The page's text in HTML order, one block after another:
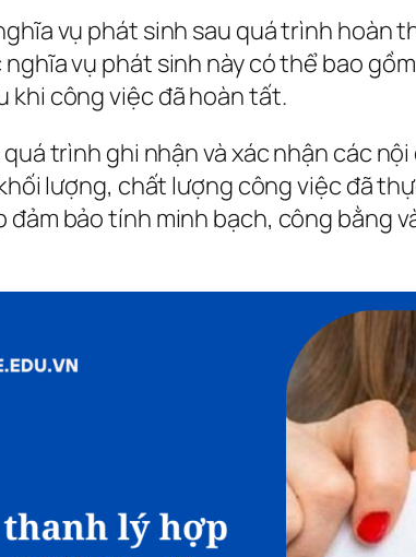
vụ phát sinh sau quá trình
vụ phát sinh này có thể bao
khi công việc đã hoàn tất.
trình ghi nhận và xác nhận các
lượng, chất lượng công việc đã
đảm bảo tính minh bạch, công